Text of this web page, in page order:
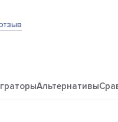
Альтернативы